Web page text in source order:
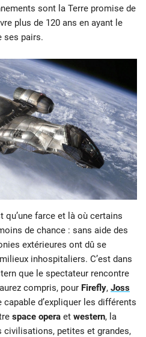
sont la Terre promise de
plus de 120 ans en ayant le
ses pairs.
qu’une farce et là où certains
de chance : sans aide des
extérieures ont dû se
inhospitaliers. C’est dans
que le spectateur rencontre
compris, pour Firefly, Joss
d’expliquer les différents
space opera et western, la
petites et grandes,